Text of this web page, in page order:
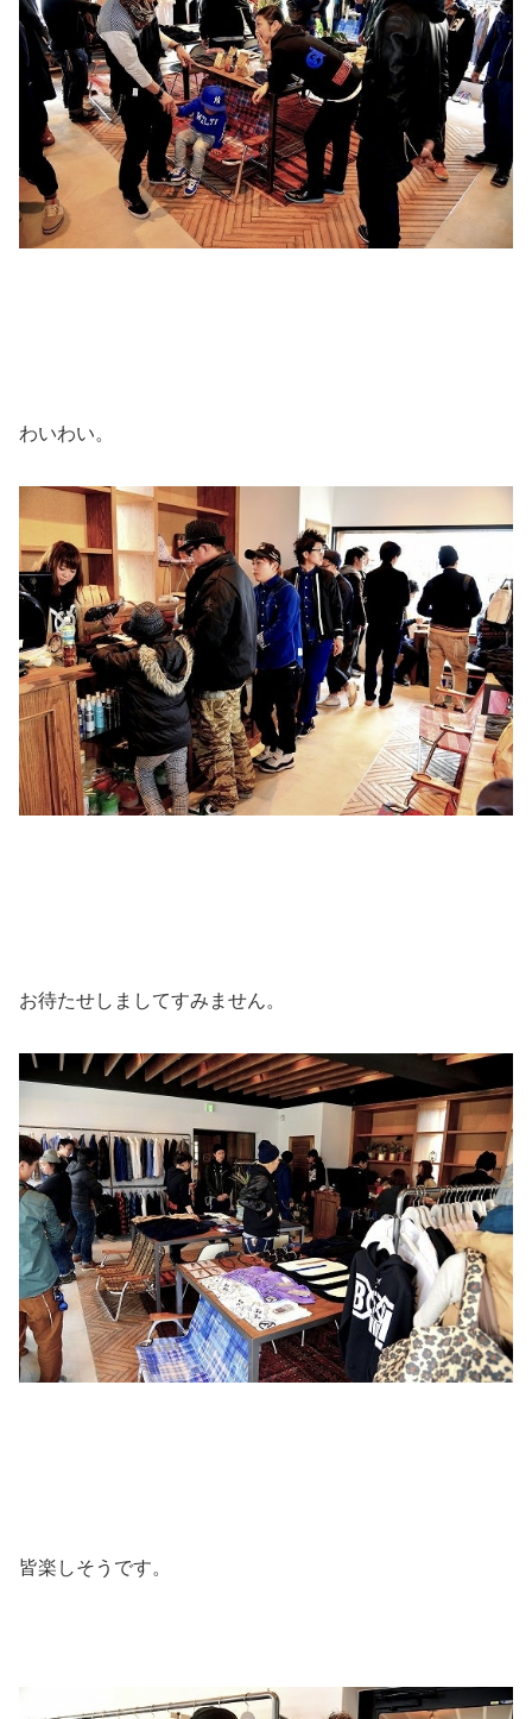
わいわい。
お待たせしましてすみません。
皆楽しそうです。